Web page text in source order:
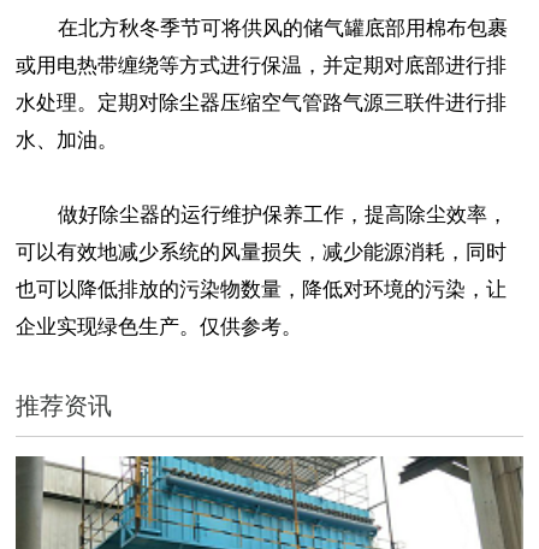
在北方秋冬季节可将供风的储气罐底部用棉布包裹
或用电热带缠绕等方式进行保温，并定期对底部进行排
水处理。定期对除尘器压缩空气管路气源三联件进行排
水、加油。
做好除尘器的运行维护保养工作，提高除尘效率，
可以有效地减少系统的风量损失，减少能源消耗，同时
也可以降低排放的污染物数量，降低对环境的污染，让
企业实现绿色生产。仅供参考。
推荐资讯